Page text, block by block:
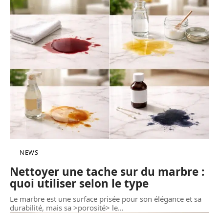
NEWS
Nettoyer une tache sur du marbre :
quoi utiliser selon le type
Le marbre est une surface prisée pour son élégance et sa
durabilité, mais sa >porosité> le…